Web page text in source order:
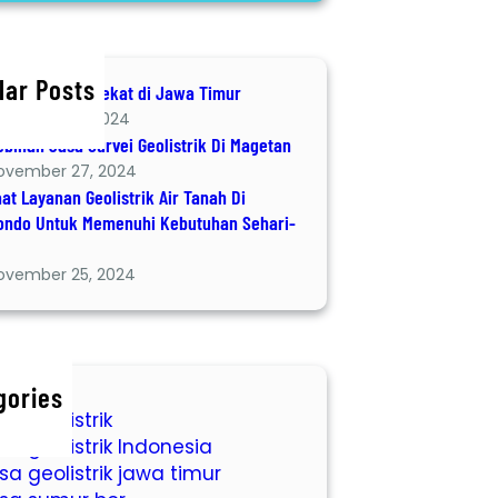
Poststerdekat di Jawa Timur
8, 2024
Jasa Survei Geolistrik Di Magetan
27, 2024
Layanan Geolistrik Air Tanah Di
Untuk Memenuhi Kebutuhan Sehari-
25, 2024
geolistrik
geolistrik Indonesia
geolistrik jawa timur